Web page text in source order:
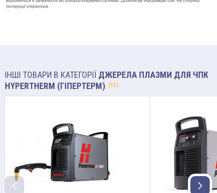
ІНШІ ТОВАРИ В КАТЕГОРІЇ ДЖЕРЕЛА ПЛАЗМИ ДЛЯ ЧПК
HYPERTHERM (ГІПЕРТЕРМ) (11)